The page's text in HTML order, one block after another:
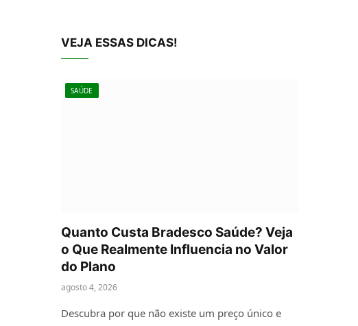
VEJA ESSAS DICAS!
SAÚDE
Quanto Custa Bradesco Saúde? Veja
o Que Realmente Influencia no Valor
do Plano
agosto 4, 2026
Descubra por que não existe um preço único e